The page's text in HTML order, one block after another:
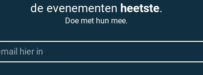
de evenementen heetste.
Doe met hun mee.